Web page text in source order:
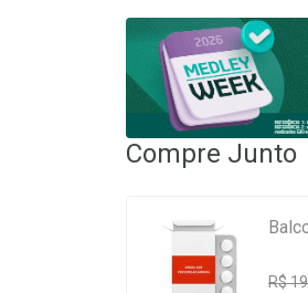
Compre Junto
R$